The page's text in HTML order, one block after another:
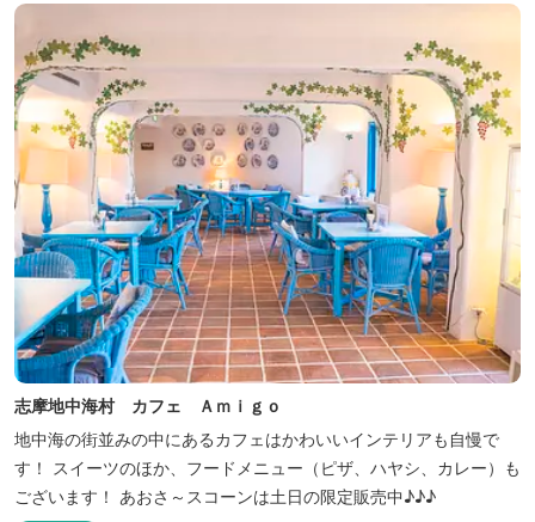
志摩地中海村 カフェ Ａｍｉｇｏ
地中海の街並みの中にあるカフェはかわいいインテリアも自慢で
す！ スイーツのほか、フードメニュー（ピザ、ハヤシ、カレー）も
ございます！ あおさ～スコーンは土日の限定販売中♪♪♪